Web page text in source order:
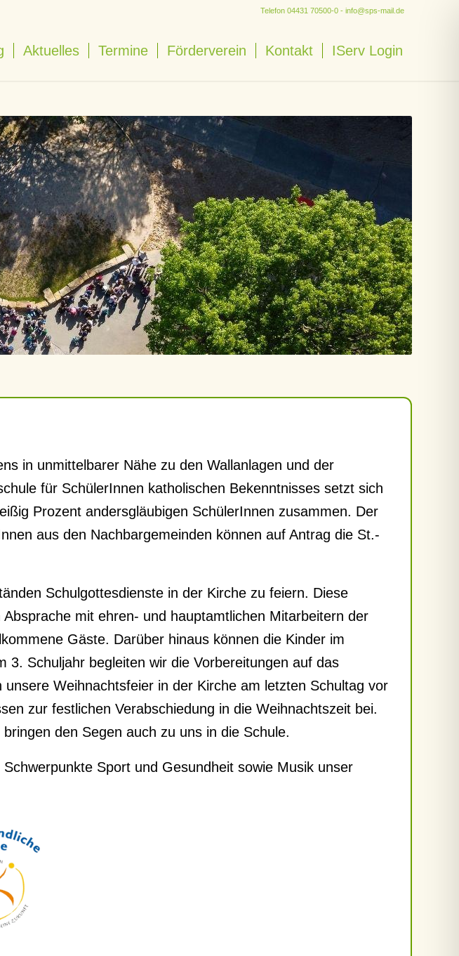
Telefon 04431 70500-0 - info@sps-mail.de
Aktuelles Termine Förderverein Kontakt IServ Login
in unmittelbarer Nähe zu den Wallanlagen und der
für SchülerInnen katholischen Bekenntnisses setzt sich
Prozent andersgläubigen SchülerInnen zusammen. Der
aus den Nachbargemeinden können auf Antrag die St.-
Schulgottesdienste in der Kirche zu feiern. Diese
mit ehren- und hauptamtlichen Mitarbeitern der
Gäste. Darüber hinaus können die Kinder im
3. Schuljahr begleiten wir die Vorbereitungen auf das
Weihnachtsfeier in der Kirche am letzten Schultag vor
zur festlichen Verabschiedung in die Weihnachtszeit bei.
den Segen auch zu uns in die Schule.
Sport und Gesundheit sowie Musik unser